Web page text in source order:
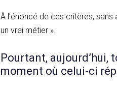
À l’énoncé de ces critères,
un vrai métier ».
Pourtant, aujourd’hui,
moment où celui-ci